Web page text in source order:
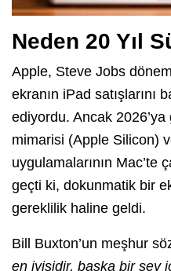
Neden 20 Yıl
Apple, Steve Jobs
ekranın iPad satışlarını
ediyordu. Ancak
mimarisi (Apple Silicon)
uygulamalarının Mac’te
geçti ki, dokunmatik bir
gereklilik haline geldi.
Bill Buxton’un meşhur
en iyisidir, başka bir şey